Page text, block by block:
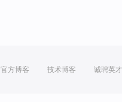
官方博客 技术博客 诚聘英才